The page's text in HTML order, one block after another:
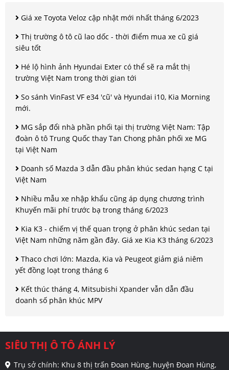
Giá xe Toyota Veloz cập nhật mới nhất tháng 6/2023
Thị trường ô tô cũ lao dốc - thời điểm mua xe cũ giá
siêu tốt
Hé lộ hình ảnh Hyundai Exter có thể sẽ ra mắt thị
trường Việt Nam trong thời gian tới
So sánh VinFast VF e34 'cũ' và Hyundai i10, Kia Morning
mới.
MG sắp đổi nhà phần phối tại thị trường Việt Nam: Tập
đoàn ô tô Trung Quốc thay Tan Chong phân phối xe MG
tại Việt Nam
Doanh số Mazda 3 dẫn đầu phân khúc sedan hạng C tại
Việt Nam
Nhiều mẫu xe nhập khẩu cũng áp dụng chương trình
Khuyến mãi phí trước bạ trong tháng 6/2023
Kia K3 - chiếm vị thế quan trọng ở phân khúc sedan tại
Việt Nam những năm gần đây. Giá xe Kia K3 tháng 6/2023
Thaco chơi lớn: Mazda, Kia và Peugeot giảm giá niêm
yết đồng loạt trong tháng 6
Kết thúc tháng 4, Mitsubishi Xpander vẫn dẫn đầu
doanh số phân khúc MPV
SIÊU THỊ Ô TÔ ÁNH LÝ
Trụ sở chính: Khu 8 thị trấn Đoan Hùng, huyện Đoan Hùng,